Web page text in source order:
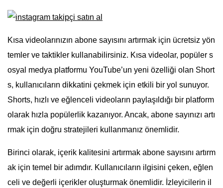
Kısa videolarınızın abone sayısını artırmak için ücretsiz yön
temler ve taktikler kullanabilirsiniz. Kısa videolar, popüler s
osyal medya platformu YouTube’un yeni özelliği olan Short
s, kullanıcıların dikkatini çekmek için etkili bir yol sunuyor.
Shorts, hızlı ve eğlenceli videoların paylaşıldığı bir platform
olarak hızla popülerlik kazanıyor. Ancak, abone sayınızı artı
rmak için doğru stratejileri kullanmanız önemlidir.
Birinci olarak, içerik kalitesini artırmak abone sayısını artırm
ak için temel bir adımdır. Kullanıcıların ilgisini çeken, eğlen
celi ve değerli içerikler oluşturmak önemlidir. İzleyicilerin il